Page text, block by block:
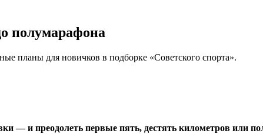
полумарафона
планы для новичков в подборке «Советского спорта».
— и преодолеть первые пять, дестять километров или